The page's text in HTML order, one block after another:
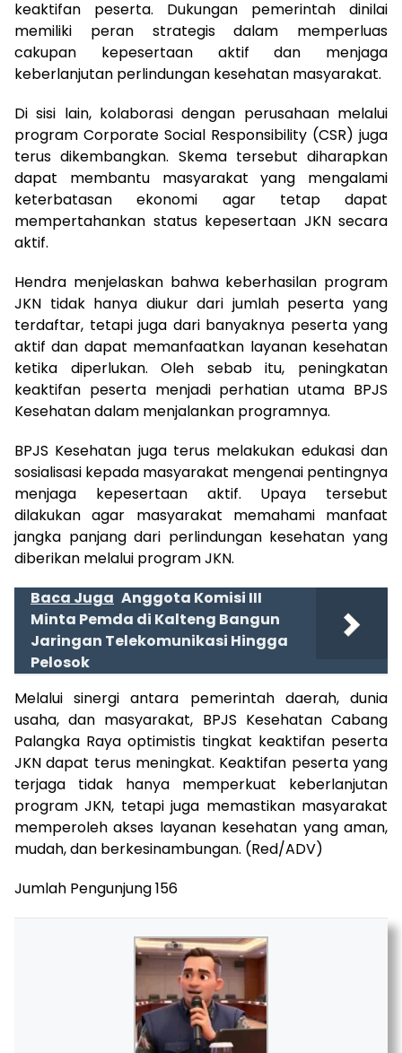
keaktifan peserta. Dukungan pemerintah dinilai
memiliki peran strategis dalam memperluas
cakupan kepesertaan aktif dan menjaga
keberlanjutan perlindungan kesehatan masyarakat.
Di sisi lain, kolaborasi dengan perusahaan melalui
program Corporate Social Responsibility (CSR) juga
terus dikembangkan. Skema tersebut diharapkan
dapat membantu masyarakat yang mengalami
keterbatasan ekonomi agar tetap dapat
mempertahankan status kepesertaan JKN secara
aktif.
Hendra menjelaskan bahwa keberhasilan program
JKN tidak hanya diukur dari jumlah peserta yang
terdaftar, tetapi juga dari banyaknya peserta yang
aktif dan dapat memanfaatkan layanan kesehatan
ketika diperlukan. Oleh sebab itu, peningkatan
keaktifan peserta menjadi perhatian utama BPJS
Kesehatan dalam menjalankan programnya.
BPJS Kesehatan juga terus melakukan edukasi dan
sosialisasi kepada masyarakat mengenai pentingnya
menjaga kepesertaan aktif. Upaya tersebut
dilakukan agar masyarakat memahami manfaat
jangka panjang dari perlindungan kesehatan yang
diberikan melalui program JKN.
Baca Juga Anggota Komisi III
Minta Pemda di Kalteng Bangun
Jaringan Telekomunikasi Hingga
Pelosok
Melalui sinergi antara pemerintah daerah, dunia
usaha, dan masyarakat, BPJS Kesehatan Cabang
Palangka Raya optimistis tingkat keaktifan peserta
JKN dapat terus meningkat. Keaktifan peserta yang
terjaga tidak hanya memperkuat keberlanjutan
program JKN, tetapi juga memastikan masyarakat
memperoleh akses layanan kesehatan yang aman,
mudah, dan berkesinambungan. (Red/ADV)
Jumlah Pengunjung156